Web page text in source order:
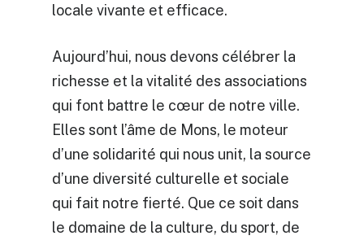
locale vivante et efficace.
Aujourd’hui, nous devons célébrer la
richesse et la vitalité des associations
qui font battre le cœur de notre ville.
Elles sont l’âme de Mons, le moteur
d’une solidarité qui nous unit, la source
d’une diversité culturelle et sociale
qui fait notre fierté. Que ce soit dans
le domaine de la culture, du sport, de